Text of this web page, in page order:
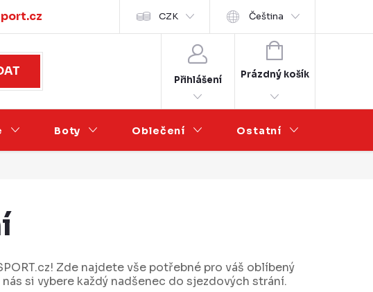
údajů Velkoobchod CZK Čeština
Přihlášení
NÁKUPNÍ
KOŠÍK
Prázdný košík
Boty Oblečení Ostatní
Zde najdete vše potřebné pro váš oblíbený
si vybere každý nadšenec do sjezdových strání.